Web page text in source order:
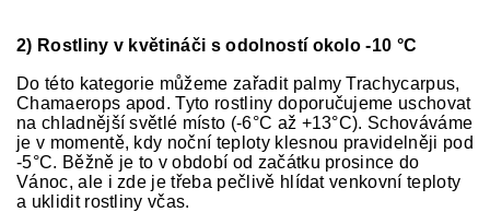
2) Rostliny v květináči s odolností okolo -10 °C
Do této kategorie můžeme zařadit palmy Trachycarpus,
Chamaerops apod. Tyto rostliny doporučujeme uschovat
na chladnější světlé místo (-6°C až +13°C). Schováváme
je v momentě, kdy noční teploty klesnou pravidelněji pod
-5°C. Běžně je to v období od začátku prosince do
Vánoc, ale i zde je třeba pečlivě hlídat venkovní teploty
a uklidit rostliny včas.